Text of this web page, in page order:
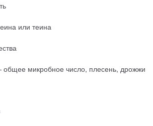
или теина
микробное число, плесень, дрожжи